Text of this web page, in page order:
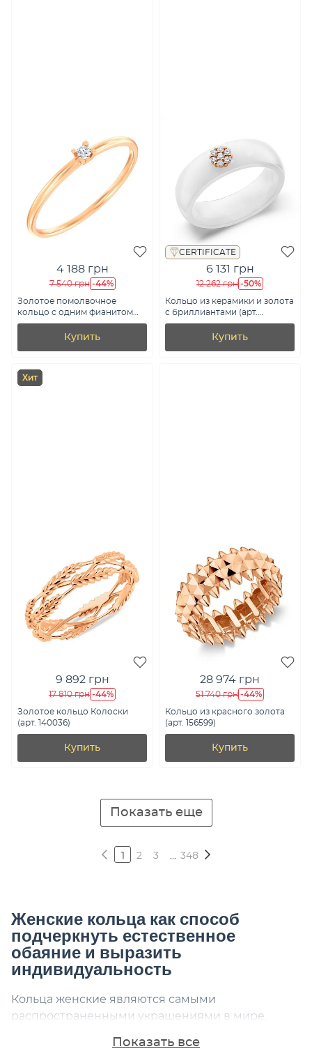
4 188 грн
7 540 грн -44%
Золотое помолвочное
кольцо с одним фианитом
(арт. 140894)
Купить
CERTIFICATE
6 131 грн
12 262 грн -50%
Кольцо из керамики и золота
с бриллиантами (арт.
К011229005кб)
Купить
Хит
9 892 грн
17 810 грн -44%
Золотое кольцо Колоски
(арт. 140036)
Купить
28 974 грн
51 740 грн -44%
Кольцо из красного золота
(арт. 156599)
Купить
Показать еще
2 3 ... 348
Женские кольца как способ
подчеркнуть естественное
обаяние и выразить
индивидуальность
Кольца женские являются самыми
распространенными украшениями в мире.
Показать все